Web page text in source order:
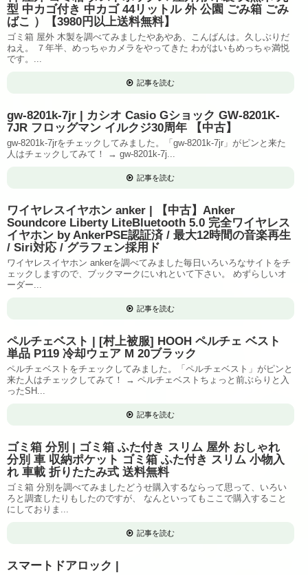
型 中カゴ付き 中カゴ 44リットル 外 公園 ごみ箱 ごみ
ばこ ）【3980円以上送料無料】
ゴミ箱 屋外 木製を調べてみましたやあやあ、こんばんは。久しぶりだ
ねえ。 ７年半、めっちゃカメラをやってきた わがはいもめっちゃ満悦
です。...
記事を読む
gw-8201k-7jr | カシオ Casio Gショック GW-8201K-
7JR フロッグマン イルクジ30周年 【中古】
gw-8201k-7jrをチェックしてみました。「gw-8201k-7jr」がピンと来た
人はチェックしてみて！ → gw-8201k-7j...
記事を読む
ワイヤレスイヤホン anker | 【中古】Anker
Soundcore Liberty LiteBluetooth 5.0 完全ワイヤレス
イヤホン by AnkerPSE認証済 / 最大12時間の音楽再生
/ Siri対応 / グラフェン採用ド
ワイヤレスイヤホン ankerを調べてみました毎日いろいろなサイトをチ
ェックしますので、ブックマークにいれといて下さい。 めずらしいオ
ーダー...
記事を読む
ペルチェベスト | [村上被服] HOOH ペルチェ ベスト
単品 P119 冷却ウェア M 20ブラック
ペルチェベストをチェックしてみました。「ペルチェベスト」がピンと
来た人はチェックしてみて！ → ペルチェベストちょっと前ぶらりと入
ったSH...
記事を読む
ゴミ箱 分別 | ゴミ箱 ふた付き スリム 屋外 おしゃれ
分別 車 収納ポケット ゴミ箱 ふた付き スリム 小物入
れ 車載 折りたたみ式 送料無料
ゴミ箱 分別を調べてみましたどうせ購入するならって思って、いろい
ろと調査したりもしたのですが、 なんといってもここで購入すること
にしておりま...
記事を読む
スマートドアロック |